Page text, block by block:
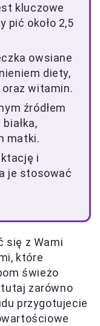
kluczowe
pić około 2,5
owsiane
diety,
witamin.
źródłem
matki.
i
je stosować
się z Wami
które
świeżo
zarówno
przygotujecie